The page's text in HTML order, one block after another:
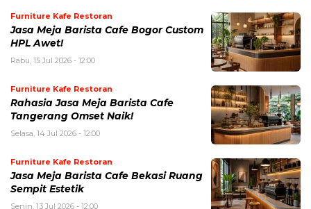
Furniture Kafe Restoran
Jasa Meja Barista Cafe Bogor Custom
HPL Awet!
Rabu, 15 Jul 2026 - 12:00
Furniture Kafe Restoran
Rahasia Jasa Meja Barista Cafe
Tangerang Omset Naik!
Selasa, 14 Jul 2026 - 12:00
Furniture Kafe Restoran
Jasa Meja Barista Cafe Bekasi Ruang
Sempit Estetik
Senin, 13 Jul 2026 - 12:00